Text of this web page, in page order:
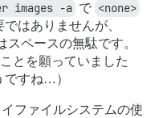
images -a で <none>
はありませんが、
スペースの無駄です。
とを願っていました
ですね…）
ファイルシステムの使